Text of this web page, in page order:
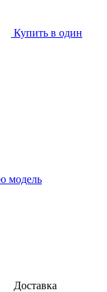
Купить в один
модель
Доставка